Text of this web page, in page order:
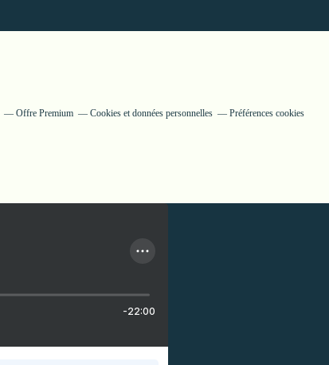
Offre Premium Cookies et données personnelles Préférences cookies
-22:00